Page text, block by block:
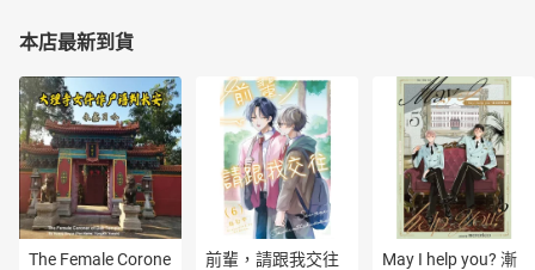
本店最新到貨
The Female Corone
前輩，請跟我交往
May I help you? 漸